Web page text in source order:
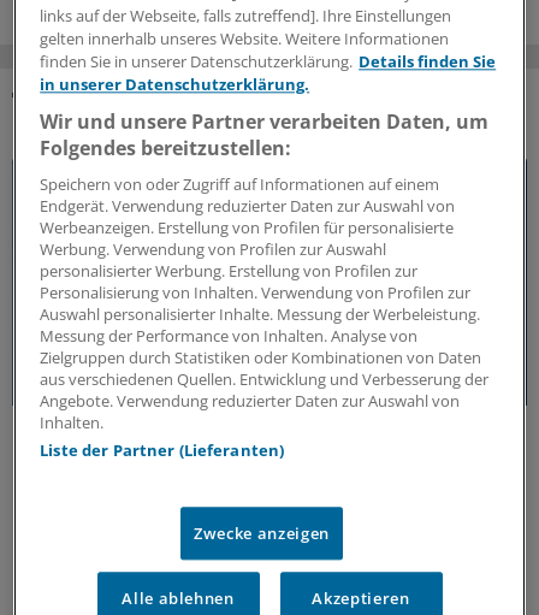
DAS KÖNNTE SIE AUCH INTERESSIEREN
50 Jahre Jung-Preis
Freiheit als Voraussetzung für medizinischen
Seit 50 Jahren zeichnet die Jung-Stiftung Forschung
aus, die neue Wege in der Medizin eröffnet. Warum
wissenschaftliche Freiheit eine zentrale Rolle spielt –
und welche Arbeiten ausgezeichnet werden.
links auf der Webseite, falls zutreffend]. Ihre Einstellungen
gelten innerhalb unseres Website. Weitere Informationen
finden Sie in unserer Datenschutzerklärung. Details finden Sie
in unserer Datenschutzerklärung.
Wir und unsere Partner verarbeiten Daten, um
Folgendes bereitzustellen:
Speichern von oder Zugriff auf Informationen auf einem
Endgerät. Verwendung reduzierter Daten zur Auswahl von
Werbeanzeigen. Erstellung von Profilen für personalisierte
Werbung. Verwendung von Profilen zur Auswahl
personalisierter Werbung. Erstellung von Profilen zur
Personalisierung von Inhalten. Verwendung von Profilen zur
Auswahl personalisierter Inhalte. Messung der Werbeleistung.
Messung der Performance von Inhalten. Analyse von
Zielgruppen durch Statistiken oder Kombinationen von Daten
aus verschiedenen Quellen. Entwicklung und Verbesserung der
Angebote. Verwendung reduzierter Daten zur Auswahl von
Inhalten.
Liste der Partner (Lieferanten)
Zwecke anzeigen
Alle ablehnen Akzeptieren